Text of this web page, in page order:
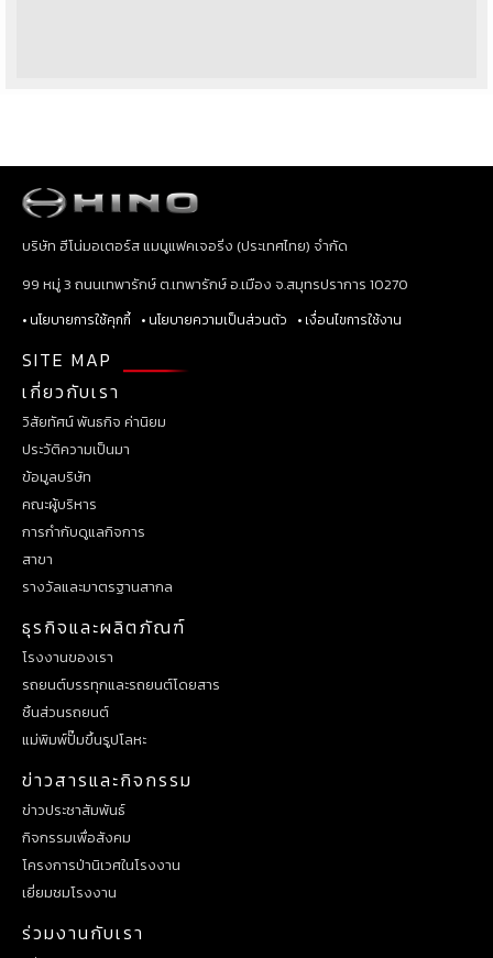
บริษัท ฮีโน่มอเตอร์ส แมนูแฟคเจอริ่ง (ประเทศไทย) จำกัด
99 หมู่ 3 ถนนเทพารักษ์ ต.เทพารักษ์ อ.เมือง จ.สมุทรปราการ 10270
• นโยบายการใช้คุกกี้ • นโยบายความเป็นส่วนตัว • เงื่อนไขการใช้งาน
SITE MAP
เกี่ยวกับเรา
วิสัยทัศน์ พันธกิจ ค่านิยม
ประวัติความเป็นมา
ข้อมูลบริษัท
คณะผู้บริหาร
การกำกับดูแลกิจการ
สาขา
รางวัลและมาตรฐานสากล
ธุรกิจและผลิตภัณฑ์
โรงงานของเรา
รถยนต์บรรทุกและรถยนต์โดยสาร
ชิ้นส่วนรถยนต์
แม่พิมพ์ปั๊มขึ้นรูปโลหะ
ข่าวสารและกิจกรรม
ข่าวประชาสัมพันธ์
กิจกรรมเพื่อสังคม
โครงการป่านิเวศในโรงงาน
เยี่ยมชมโรงงาน
ร่วมงานกับเรา